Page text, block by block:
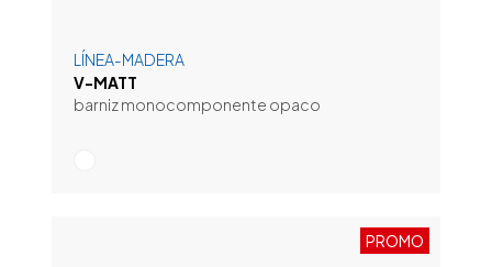
LÍNEA-MADERA
V-MATT
barniz monocomponente opaco
PROMO